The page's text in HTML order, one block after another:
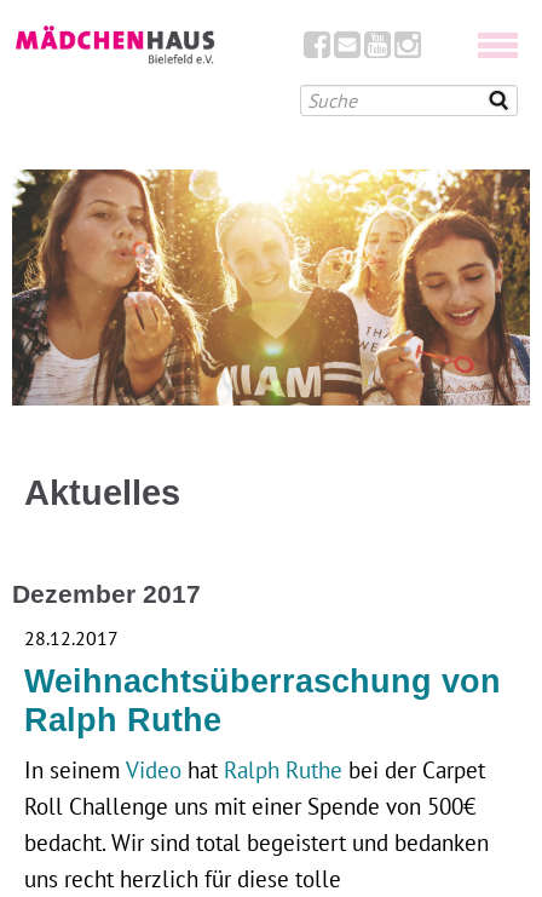
Aktuelles
Dezember 2017
28.12.2017
Weihnachtsüberraschung von
Ralph Ruthe
In seinem Video hat Ralph Ruthe bei der Carpet
Roll Challenge uns mit einer Spende von 500€
bedacht. Wir sind total begeistert und bedanken
uns recht herzlich für diese tolle